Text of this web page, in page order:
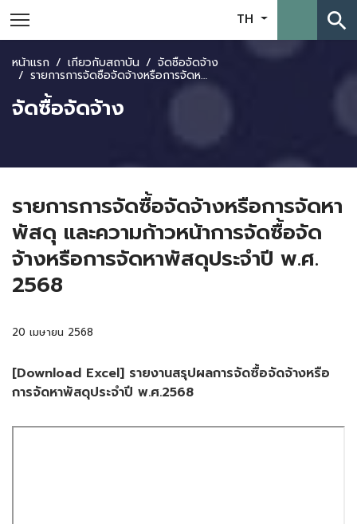
TH search
หน้าแรก เกี่ยวกับสถาบัน จัดซื้อจัดจ้าง
รายการการจัดซื้อจัดจ้างหรือการจัดหาพัสดุ และความก้าวหน้าการจัดซื้อจัดจ้างหรือการจัดหาพัสดุประจำปี พ.ศ. 2568
จัดซื้อจัดจ้าง
รายการการจัดซื้อจัดจ้างหรือการจัดหา
พัสดุ และความก้าวหน้าการจัดซื้อจัด
จ้างหรือการจัดหาพัสดุประจำปี พ.ศ.
2568
20 เมษายน 2568
[Download Excel] รายงานสรุปผลการจัดซื้อจัดจ้างหรือ
การจัดหาพัสดุประจำปี พ.ศ.2568